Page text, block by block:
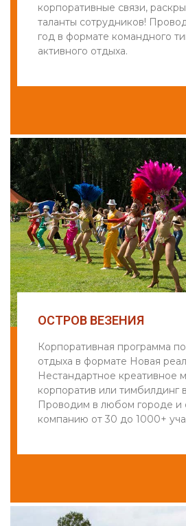
корпоративные связи,
таланты сотрудников!
год в формате командного
активного отдыха.
ОСТРОВ ВЕЗЕНИЯ
Корпоративная программа
отдыха в формате Новая
Нестандартное креативное
корпоратив или тимбилдинг
Проводим в любом городе и
компанию от 30 до 1000+